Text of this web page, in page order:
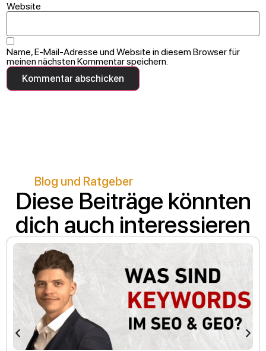
Website
Name, E-Mail-Adresse und Website in diesem Browser für
meinen nächsten Kommentar speichern.
Blog und Ratgeber
Diese Beiträge könnten
dich auch interessieren